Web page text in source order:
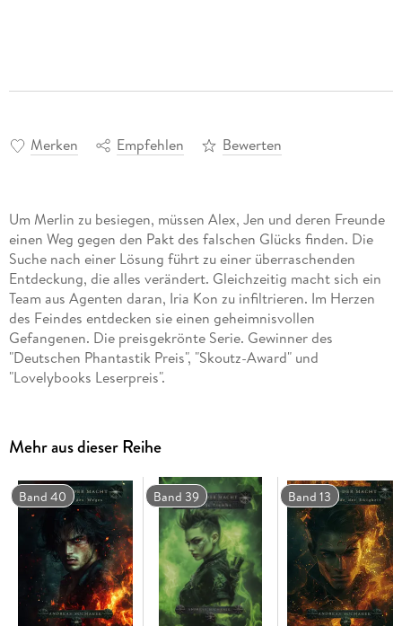
Merken Empfehlen Bewerten
Um Merlin zu besiegen, müssen Alex, Jen und deren Freunde
einen Weg gegen den Pakt des falschen Glücks finden. Die
Suche nach einer Lösung führt zu einer überraschenden
Entdeckung, die alles verändert. Gleichzeitig macht sich ein
Team aus Agenten daran, Iria Kon zu infiltrieren. Im Herzen
des Feindes entdecken sie einen geheimnisvollen
Gefangenen. Die preisgekrönte Serie. Gewinner des
"Deutschen Phantastik Preis", "Skoutz-Award" und
"Lovelybooks Leserpreis".
Mehr aus dieser Reihe
Band 40 Band 39 Band 13